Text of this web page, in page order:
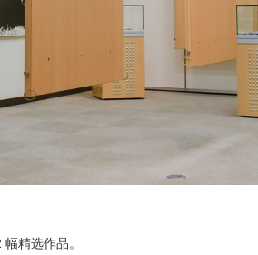
精选作品。